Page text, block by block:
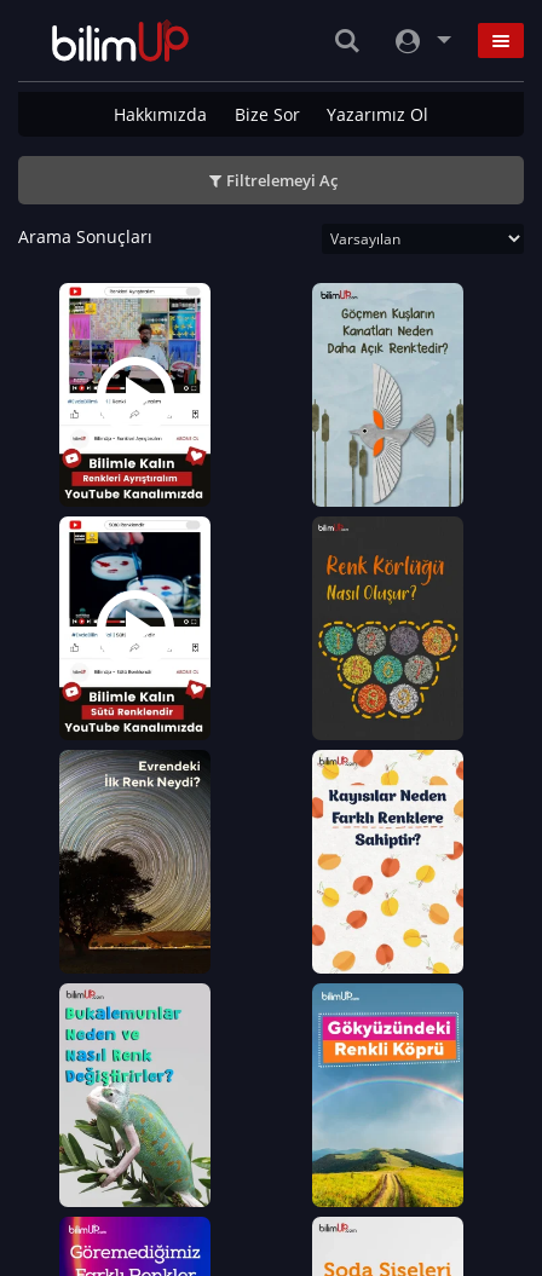
Hakkımızda Bize Sor Yazarımız Ol
Filtrelemeyi Aç
Arama Sonuçları